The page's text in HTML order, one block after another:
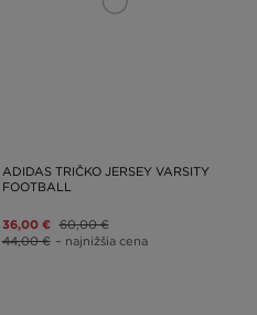
ADIDAS TRIČKO JERSEY VARSITY
FOOTBALL
36,00 € 60,00 €
44,00 € – najnižšia cena